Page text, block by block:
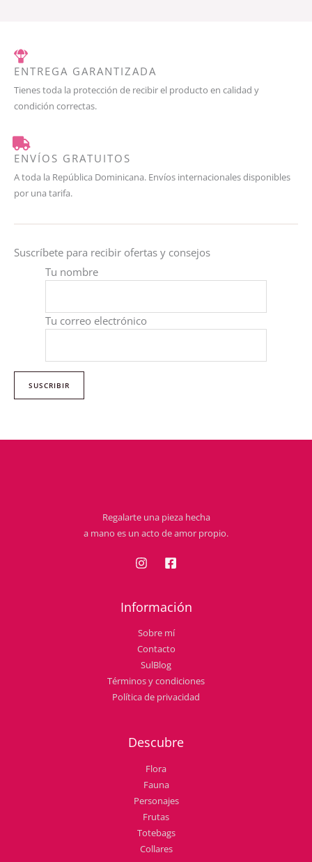
ENTREGA GARANTIZADA
Tienes toda la protección de recibir el producto en calidad y
condición correctas.
ENVÍOS GRATUITOS
A toda la República Dominicana. Envíos internacionales disponibles
por una tarifa.
Suscríbete para recibir ofertas y consejos
Tu nombre
Tu correo electrónico
Regalarte una pieza hecha
a mano es un acto de amor propio.
Información
Sobre mí
Contacto
SulBlog
Términos y condiciones
Política de privacidad
Descubre
Flora
Fauna
Personajes
Frutas
Totebags
Collares